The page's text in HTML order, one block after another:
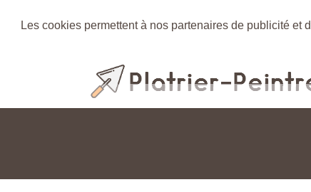
Les cookies permettent à nos partenaires de publicité